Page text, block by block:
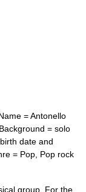
= Antonello
= solo
date and
= Pop, Pop rock
group. For the